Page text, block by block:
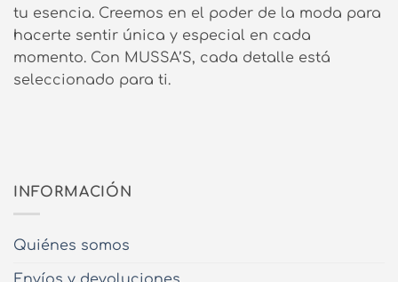
tu esencia. Creemos en el poder de la moda para
hacerte sentir única y especial en cada
momento. Con MUSSA’S, cada detalle está
seleccionado para ti.
INFORMACIÓN
Quiénes somos